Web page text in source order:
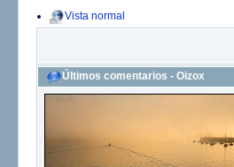
Vista normal
Últimos comentarios - Oizox